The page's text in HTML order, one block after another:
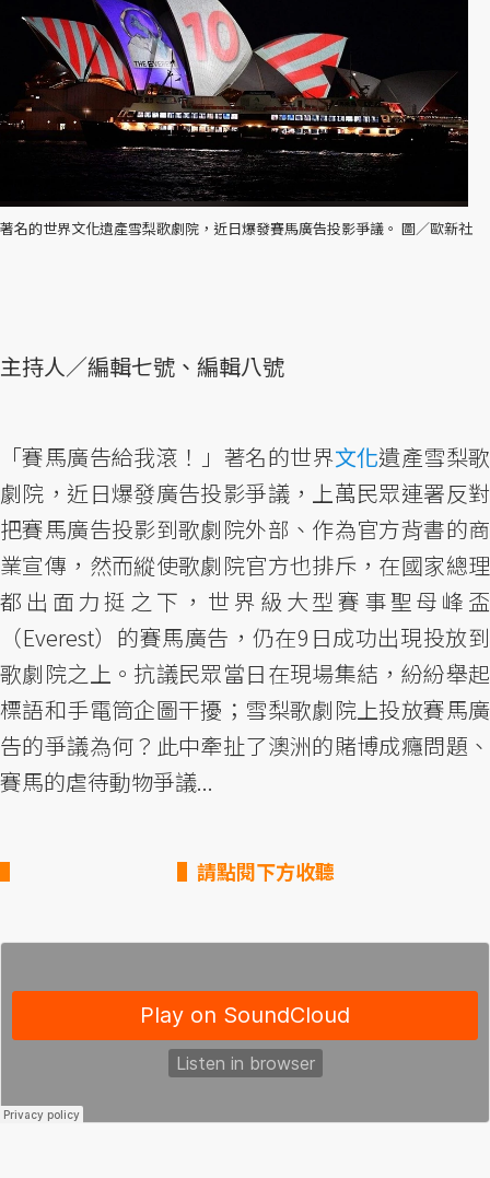
著名的世界文化遺產雪梨歌劇院，近日爆發賽馬廣告投影爭議。 圖／歐新社
主持人／編輯七號、編輯八號
「賽馬廣告給我滾！」著名的世界文化遺產雪梨歌
劇院，近日爆發廣告投影爭議，上萬民眾連署反對
把賽馬廣告投影到歌劇院外部、作為官方背書的商
業宣傳，然而縱使歌劇院官方也排斥，在國家總理
都出面力挺之下，世界級大型賽事聖母峰盃
（Everest）的賽馬廣告，仍在9日成功出現投放到
歌劇院之上。抗議民眾當日在現場集結，紛紛舉起
標語和手電筒企圖干擾；雪梨歌劇院上投放賽馬廣
告的爭議為何？此中牽扯了澳洲的賭博成癮問題、
賽馬的虐待動物爭議...
▌請點閱下方收聽